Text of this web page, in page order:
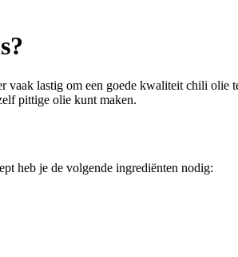
vaak lastig om een goede kwaliteit chili
pittige olie kunt maken.
heb je de volgende ingrediënten nodig: